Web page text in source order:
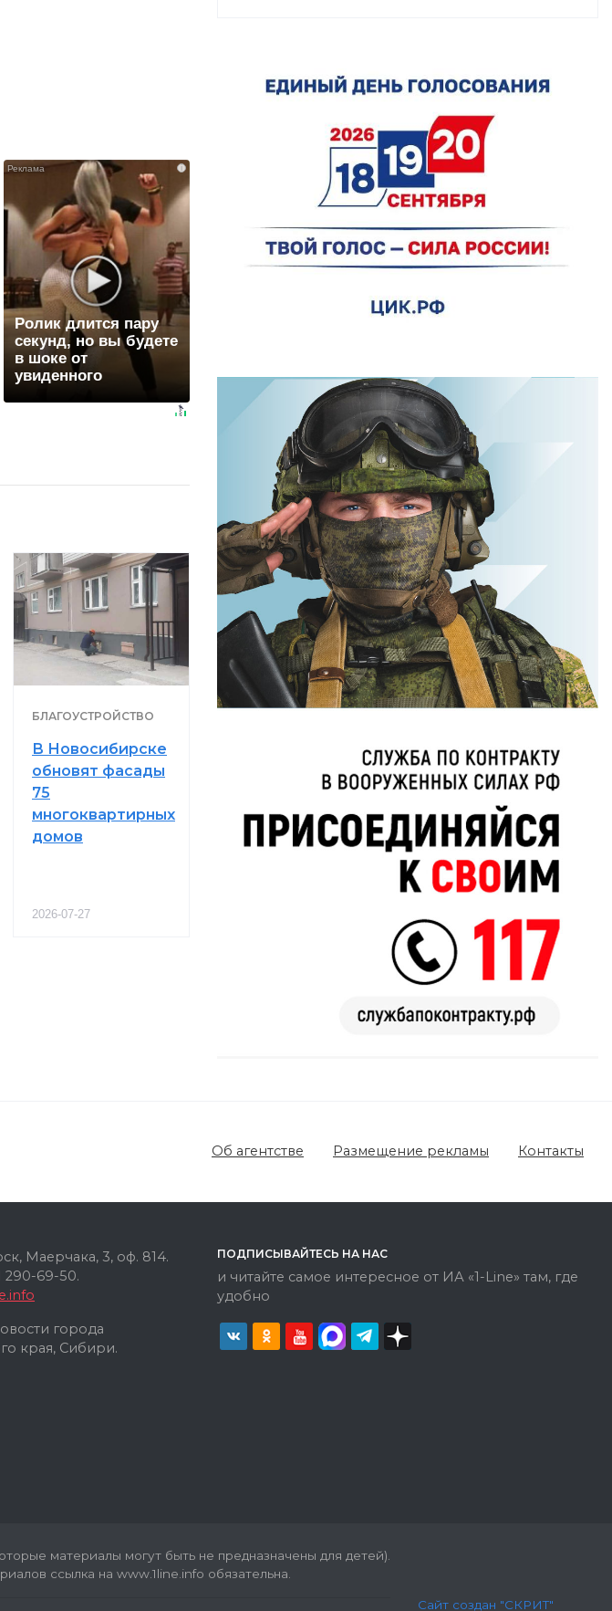
i
Ролик длится пару
секунд, но вы будете
в шоке от
увиденного
БЛАГОУСТРОЙСТВО
В Новосибирске
обновят фасады
75
многоквартирных
домов
2026-07-27
Об агентстве Размещение рекламы Контакты
Маерчака, 3, оф. 814.
290-69-50.
города
края, Сибири.
ПОДПИСЫВАЙТЕСЬ НА НАС
и читайте самое интересное от ИА «1-Line» там, где
удобно
материалы могут быть не предназначены для детей).
ссылка на www.1line.info обязательна.
Сайт создан "СКРИТ"